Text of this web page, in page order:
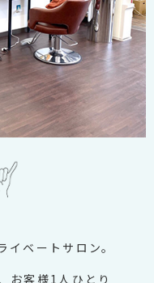
ベートサロン。
お客様1人ひとり